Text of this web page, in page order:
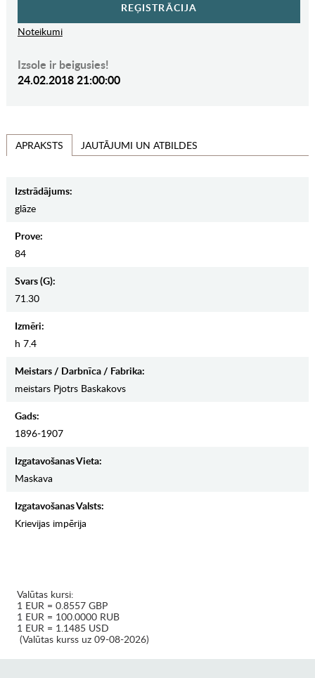
REĢISTRĀCIJA
Noteikumi
Izsole ir beigusies!
24.02.2018 21:00:00
APRAKSTS JAUTĀJUMI UN ATBILDES
Izstrādājums:
glāze
Prove:
84
Svars (g):
71.30
Izmēri:
h 7.4
Meistars / Darbnīca / Fabrika:
meistars Pjotrs Baskakovs
Gads:
1896-1907
Izgatavošanas Vieta:
Maskava
Izgatavošanas Valsts:
Krievijas impērija
Valūtas kursi:
1 EUR = 0.8557 GBP
1 EUR = 100.0000 RUB
1 EUR = 1.1485 USD
(Valūtas kurss uz 09-08-2026)